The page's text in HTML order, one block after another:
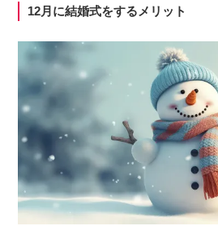
12月に結婚式をするメリット